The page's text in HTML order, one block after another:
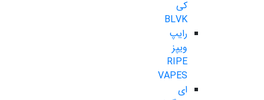
کی
BLVK
رایپ
ویپز
RIPE
VAPES
ای